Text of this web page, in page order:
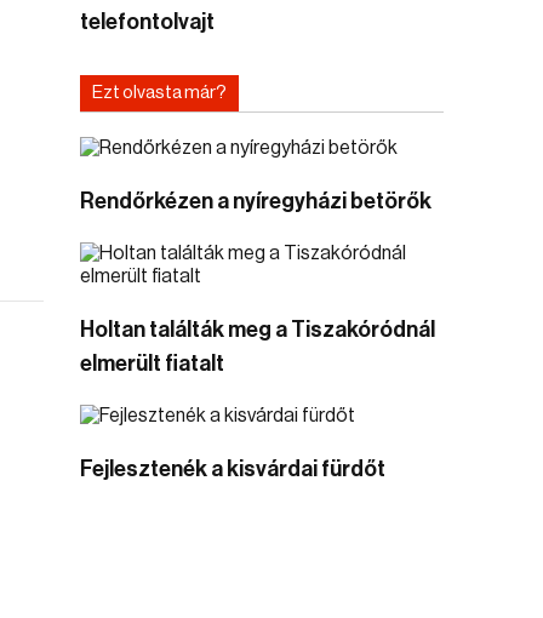
telefontolvajt
Ezt olvasta már?
Rendőrkézen a nyíregyházi betörők
Holtan találták meg a Tiszakóródnál
elmerült fiatalt
Fejlesztenék a kisvárdai fürdőt